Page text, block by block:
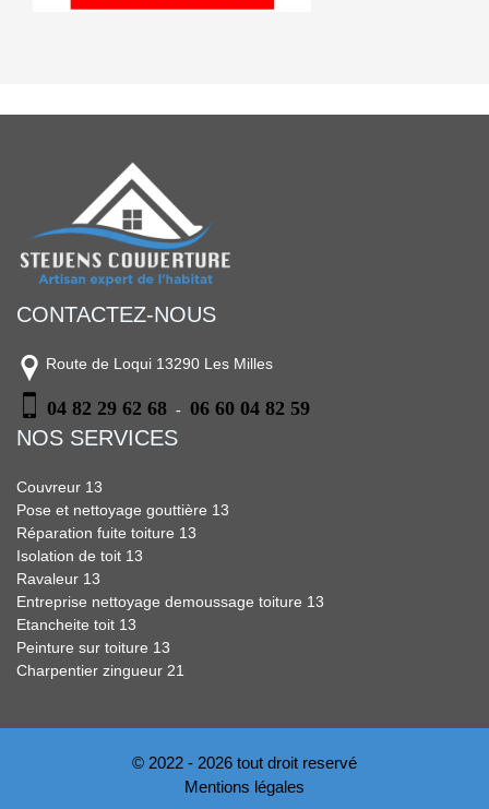
CONTACTEZ-NOUS
Route de Loqui 13290 Les Milles
04 82 29 62 68 - 06 60 04 82 59
NOS SERVICES
Couvreur 13
Pose et nettoyage gouttière 13
Réparation fuite toiture 13
Isolation de toit 13
Ravaleur 13
Entreprise nettoyage demoussage toiture 13
Etancheite toit 13
Peinture sur toiture 13
Charpentier zingueur 21
© 2022 - 2026 tout droit reservé
Mentions légales